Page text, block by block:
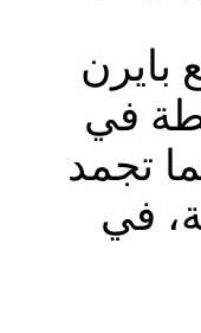
بايرن
57 نقطة في
تجمد
نقطة، في